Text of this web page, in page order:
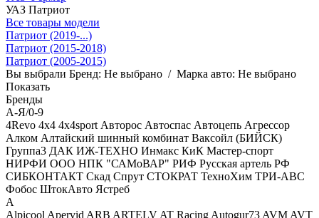
УАЗ Патриот
Все товары модели
Патриот (2019-...)
Патриот (2015-2018)
Патриот (2005-2015)
Вы выбрали Бренд: Не выбрано / Марка авто: Не выбрано
Показать
Бренды
А-Я/0-9
4Revo 4x4 4x4sport Авторос Автоспас Автоцепь Агрессор
Алком Алтайский шинный комбинат Ваксойл (БИЙСК)
Группа3 ДАК ИЖ-ТЕХНО Инмакс КиК Мастер-спорт
НИРФИ ООО НПК "САМоВАР" РИФ Русская артель РФ
СИБКОНТАКТ Скад Спрут СТОКРАТ ТехноХим ТРИ-АВС
Фобос ШтокАвто Ястреб
A
AlpicoolApervidARB ARTELVAT RacingAutogur73AVMAVT